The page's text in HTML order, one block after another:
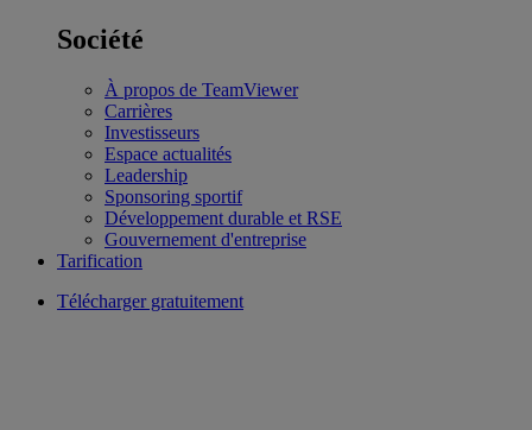
Société
À propos de TeamViewer
Carrières
Investisseurs
Espace actualités
Leadership
Sponsoring sportif
Développement durable et RSE
Gouvernement d'entreprise
Tarification
Télécharger gratuitement